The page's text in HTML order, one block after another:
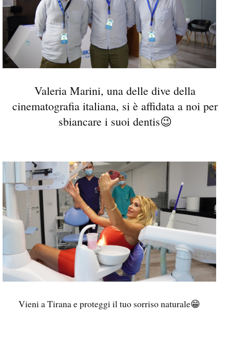
Valeria Marini, una delle dive della
cinematografia italiana, si è affidata a noi per
sbiancare i suoi dentis😉
Vieni a Tirana e proteggi il tuo sorriso naturale😁